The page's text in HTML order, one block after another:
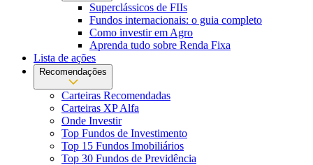
Superclássicos de FIIs
Fundos internacionais: o guia completo
Como investir em Agro
Aprenda tudo sobre Renda Fixa
Lista de ações
Recomendações
Carteiras Recomendadas
Carteiras XP Alfa
Onde Investir
Top Fundos de Investimento
Top 15 Fundos Imobiliários
Top 30 Fundos de Previdência